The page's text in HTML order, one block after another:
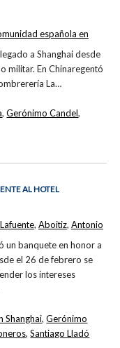
a Shanghai desde
militar. En Chinaregentó
La…
española en
,Gerónimo Candel,
AL HOTEL
un banquete en honor a
el 26 de febrero se
los intereses
, Aboitiz, Antonio
Shanghai,Gerónimo
,Santiago Lladó